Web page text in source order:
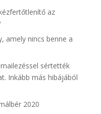
az
amely nincs benne a
sértették
Inkább más hibájából
2020